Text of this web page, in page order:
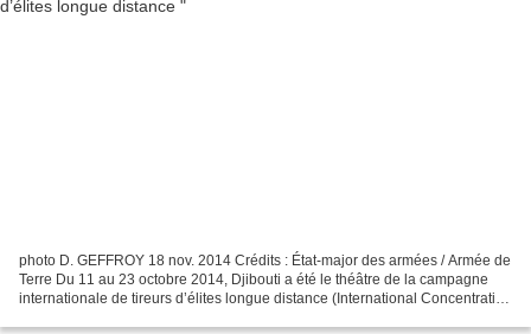
photo D. GEFFROY 18 nov. 2014 Crédits : État-major des armées / Armée de
Terre Du 11 au 23 octobre 2014, Djibouti a été le théâtre de la campagne
internationale de tireurs d’élites longue distance (International Concentration